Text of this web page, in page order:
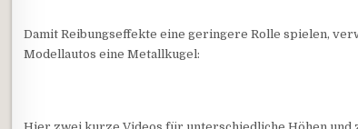
Damit Reibungseffekte eine geringere Rolle spielen,
Modellautos eine Metallkugel: